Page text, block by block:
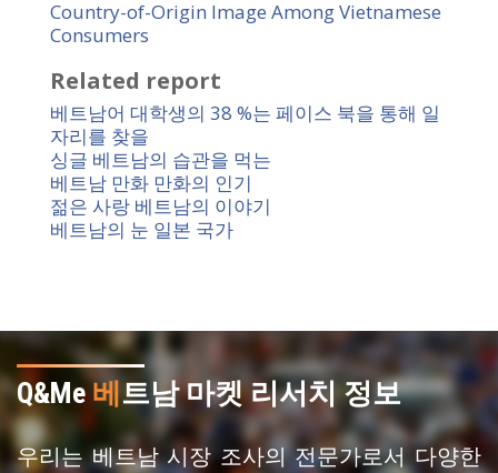
Country-of-Origin Image Among Vietnamese
Consumers
Related report
베트남어 대학생의 38 %는 페이스 북을 통해 일
자리를 찾을
싱글 베트남의 습관을 먹는
베트남 만화 만화의 인기
젊은 사랑 베트남의 이야기
베트남의 눈 일본 국가
Q&Me 베트남 마켓 리서치 정보
우리는 베트남 시장 조사의 전문가로서 다양한